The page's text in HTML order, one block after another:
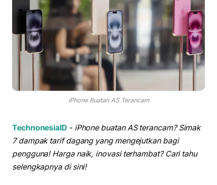
iPhone Buatan AS Terancam
TechnonesiaID - iPhone buatan AS terancam? Simak
7 dampak tarif dagang yang mengejutkan bagi
pengguna! Harga naik, inovasi terhambat? Cari tahu
selengkapnya di sini!